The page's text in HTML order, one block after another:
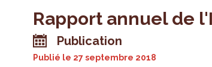
Rapport annuel de
Publication
Publié le 27 septembre 2018